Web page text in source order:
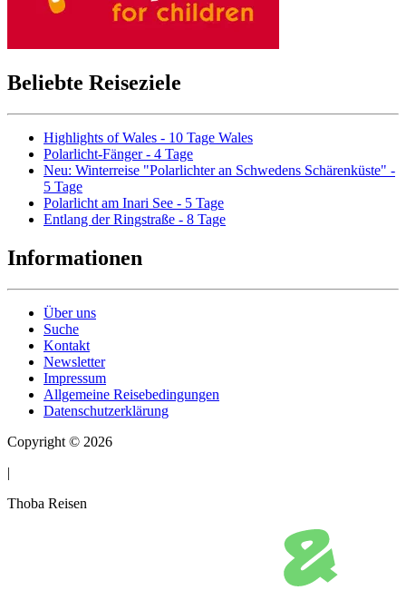
Beliebte Reiseziele
Highlights of Wales - 10 Tage Wales
Polarlicht-Fänger - 4 Tage
Neu: Winterreise "Polarlichter an Schwedens Schärenküste" -
5 Tage
Polarlicht am Inari See - 5 Tage
Entlang der Ringstraße - 8 Tage
Informationen
Über uns
Suche
Kontakt
Newsletter
Impressum
Allgemeine Reisebedingungen
Datenschutzerklärung
Copyright © 2026
|
Thoba Reisen